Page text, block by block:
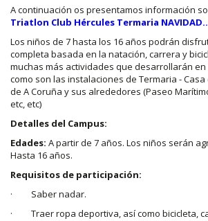
A continuación os presentamos información
Triatlon Club Hércules Termaria NAVIDAD..
Los niños de 7 hasta los 16 años podrán
completa basada en la natación, carrera y
muchas más actividades que desarrollarán
como son las instalaciones de Termaria -
de A Coruña y sus alrededores (Paseo
etc, etc)
Detalles del Campus:
Edades: A partir de 7 años. Los niños serán
Hasta 16 años.
Requisitos de participación:
· Saber nadar.
· Traer ropa deportiva, así como bicicleta,